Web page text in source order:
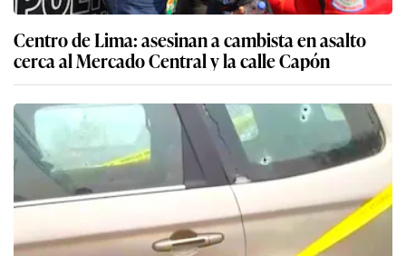
Centro de Lima: asesinan a cambista en asalto
cerca al Mercado Central y la calle Capón